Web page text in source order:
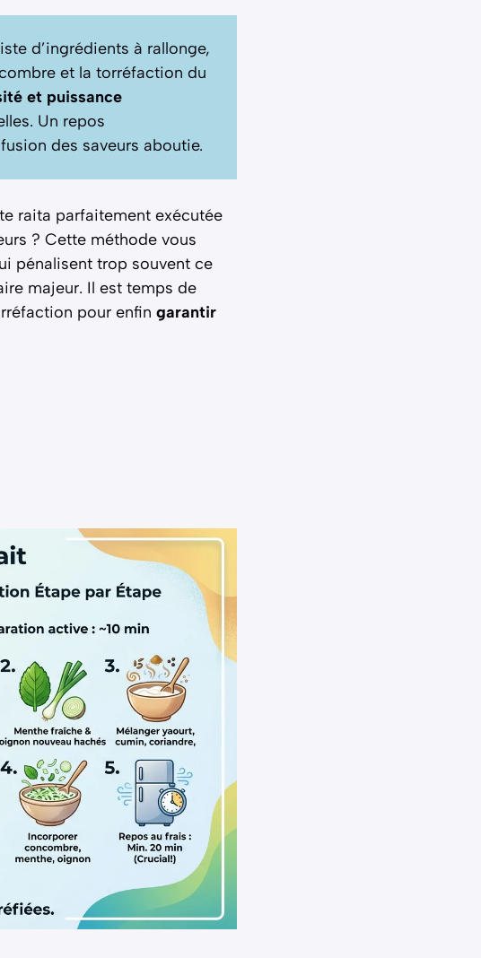
d’ingrédients à rallonge,
et la torréfaction du
et puissance
Un repos
des saveurs aboutie.
raita parfaitement exécutée
? Cette méthode vous
pénalisent trop souvent ce
majeur. Il est temps de
pour enfin garantir